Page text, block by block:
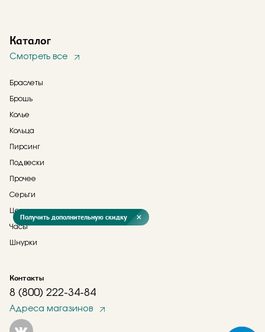
Каталог
Смотреть все
Браслеты
Брошь
Колье
Кольца
Пирсинг
Подвески
Прочее
Серьги
Цепи
Часы
Шнурки
Контакты
8 (800) 222-34-84
Адреса магазинов
Получить дополнительную скидку